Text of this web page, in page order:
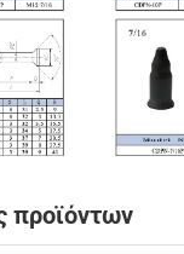
προϊόντων